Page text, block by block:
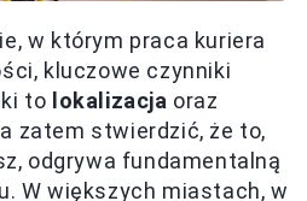
w którym praca kuriera
kluczowe czynniki
to lokalizacja oraz
zatem stwierdzić, że to,
odgrywa fundamentalną
W większych miastach, w